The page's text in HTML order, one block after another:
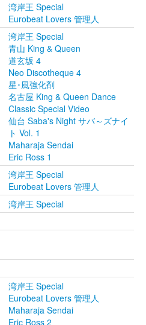
湾岸王 Special
Eurobeat Lovers 管理人
湾岸王 Special
青山 King & Queen
道玄坂 4
Neo Discotheque 4
星･風強化剤
名古屋 King & Queen Dance
Classic Special Video
仙台 Saba's Night サバ～ズナイ
ト Vol. 1
Maharaja Sendai
Eric Ross 1
湾岸王 Special
Eurobeat Lovers 管理人
湾岸王 Special
湾岸王 Special
Eurobeat Lovers 管理人
Maharaja Sendai
Eric Ross 2